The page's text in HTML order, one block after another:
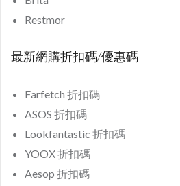
Restmor
最新網購折扣碼/優惠碼
Farfetch 折扣碼
ASOS 折扣碼
Lookfantastic 折扣碼
YOOX 折扣碼
Aesop 折扣碼